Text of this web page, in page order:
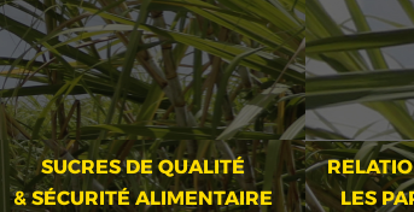
SUCRES DE QUALITÉ
& SÉCURITÉ ALIMENTAIRE
LES